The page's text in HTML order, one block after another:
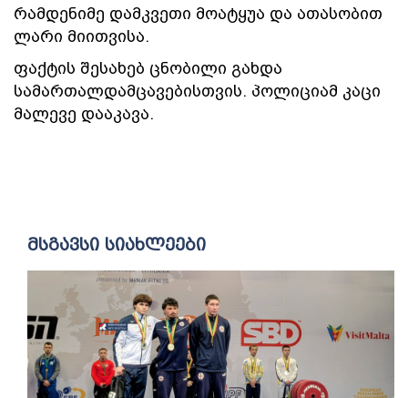
რამდენიმე დამკვეთი მოატყუა და ათასობით
ლარი მიითვისა.
ფაქტის შესახებ ცნობილი გახდა
სამართალდამცავებისთვის. პოლიციამ კაცი
მალევე დააკავა.
მსგავსი სიახლეები